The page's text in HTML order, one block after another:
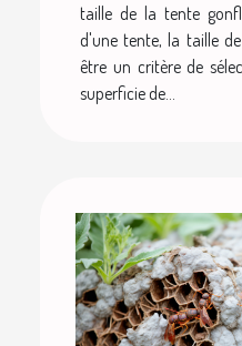
taille de la tente
d'une tente, la taille
être un critère de
superficie de...